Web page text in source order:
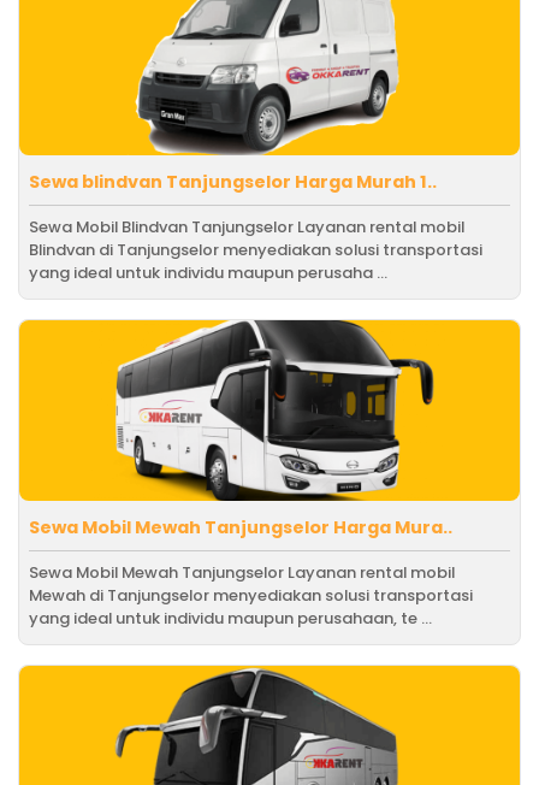
Sewa blindvan Tanjungselor Harga Murah 1..
Sewa Mobil Blindvan Tanjungselor Layanan rental mobil
Blindvan di Tanjungselor menyediakan solusi transportasi
yang ideal untuk individu maupun perusaha ...
Sewa Mobil Mewah Tanjungselor Harga Mura..
Sewa Mobil Mewah Tanjungselor Layanan rental mobil
Mewah di Tanjungselor menyediakan solusi transportasi
yang ideal untuk individu maupun perusahaan, te ...